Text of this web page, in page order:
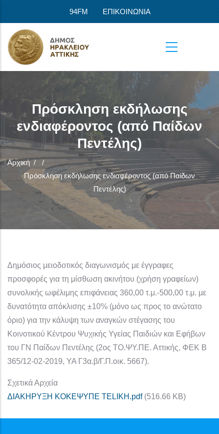
94FM ΕΠΙΚΟΙΝΩΝΙΑ
Πρόσκληση εκδήλωσης
ενδιαφέροντος (από Παίδων
Πεντέλης)
Αρχική / /
Πρόσκληση εκδήλωσης ενδιαφέροντος (από Παίδων
Πεντέλης)
Δημόσιος μειοδοτικός διαγωνισμός με έγγραφες
προσφορές για τη μίσθωση ακινήτου (χρήση γραφείων)
συνολικής ωφέλιμης επιφάνειας 360,00 τ.μ.-500,00 τ.μ. με
δυνατότητα απόκλισης ±10% (μόνο ως προς το ανώτατο
όριο) για την κάλυψη των αναγκών στέγασης του
Κοινοτικού Κέντρου Ψυχικής Υγείας Παιδιών και Εφήβων
του ΓΝ Παίδων Πεντέλης (2ος ΤΟ.ΨΥ.ΠΕ. Αττικής, ΦΕΚ Β
365/12-02-2019, ΥΑ Γ3α.β/Γ.Π.οικ. 5667).
Σχετικά Αρχεία
ΔΙΑΚΗΡΥΞΗ ΚΟΚΕΨΥΠΕ TELIKH.pdf (516.66 KB)